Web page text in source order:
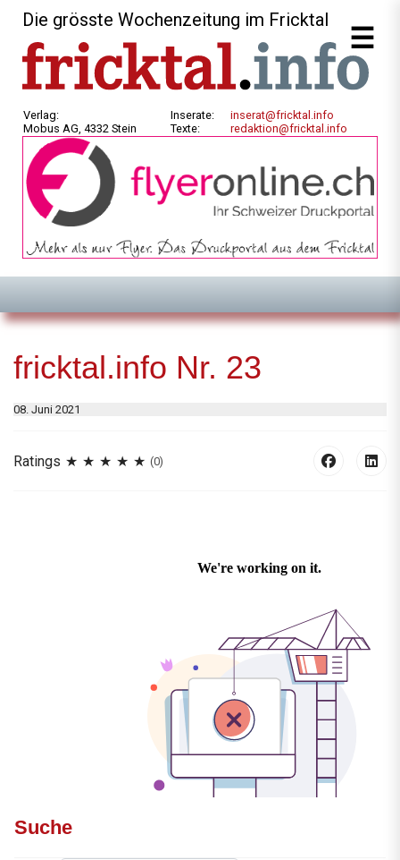
Die grösste Wochenzeitung im Fricktal
Verlag:
Mobus AG, 4332 Stein
Inserate:
Texte:
inserat@fricktal.info
redaktion@fricktal.info
fricktal.info Nr. 23
08. Juni 2021
Ratings (0)
Suche